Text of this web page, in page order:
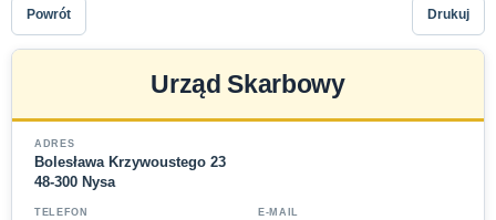
Powrót Drukuj
Urząd Skarbowy
ADRES
Bolesława Krzywoustego 23
48-300 Nysa
TELEFON E-MAIL